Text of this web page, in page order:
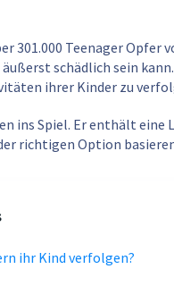
301.000 Teenager Opfer
schädlich sein
ihrer Kinder zu
ins Spiel. Er enthält eine
richtigen Option
ihr Kind verfolgen?